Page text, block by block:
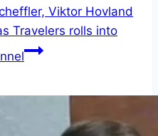
Viktor Hovland
Travelers rolls into